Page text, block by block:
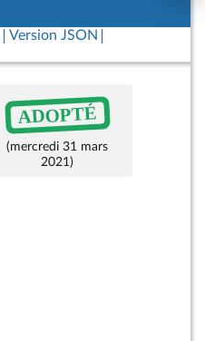
Version JSON
ADOPTÉ
(mercredi 31 mars
2021)